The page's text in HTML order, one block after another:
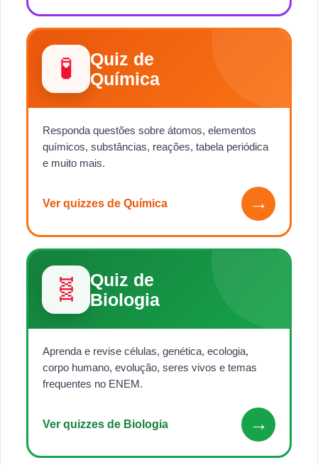
🧪
Quiz de
Química
Responda questões sobre átomos, elementos
químicos, substâncias, reações, tabela periódica
e muito mais.
Ver quizzes de Química →
🧬
Quiz de
Biologia
Aprenda e revise células, genética, ecologia,
corpo humano, evolução, seres vivos e temas
frequentes no ENEM.
Ver quizzes de Biologia →